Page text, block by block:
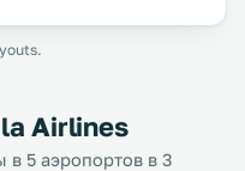
Airlines
в 5 аэропортов в 3